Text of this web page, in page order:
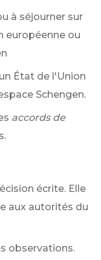
à séjourner sur
européenne ou
État de l'Union
Schengen.
accords de
écrite. Elle
aux autorités du
observations.